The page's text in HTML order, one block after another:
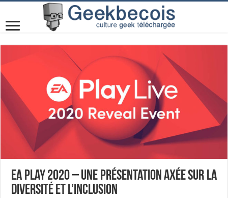
EA Play 2020 – Une présentation axée sur la
diversité et l’inclusion